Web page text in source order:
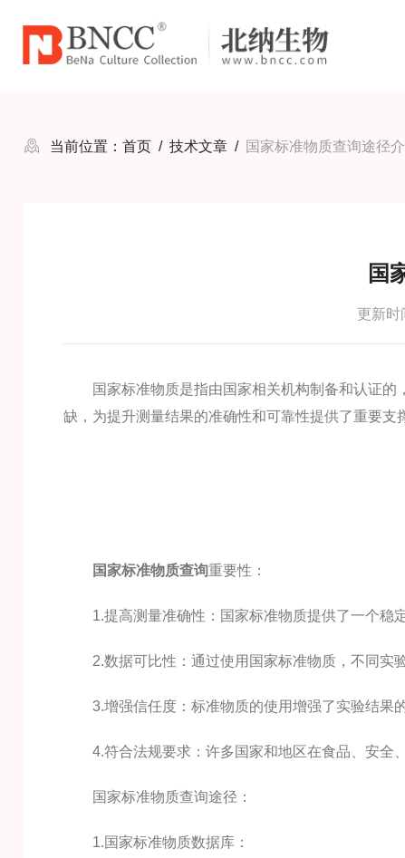
当前位置： 首页 / 技术文章 / 国家标准物质查询途径
国
更新时
国家标准物质是指由国家相关机构制备和认证的
缺，为提升测量结果的准确性和可靠性提供了重要支
国家标准物质查询重要性：
1.提高测量准确性：国家标准物质提供了一个稳定
2.数据可比性：通过使用国家标准物质，不同实验
3.增强信任度：标准物质的使用增强了实验结果的
4.符合法规要求：许多国家和地区在食品、安全、
国家标准物质查询途径：
1.国家标准物质数据库：